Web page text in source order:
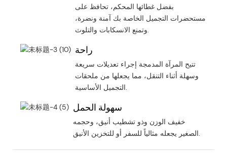
بفضل غطائها المحكم، تحافظ على
مستحضرات التجميل الخاصة بك آمنة ونضرة،
وتمنع الانسكابات والتلوث.
راحة
تتيح المرآة المدمجة إجراء تعديلات سريعة
وسهلة أثناء التنقل، مما يجعلها من ملحقات
التجميل الأساسية.
سهولة الحمل
خفيف الوزن وذو تشطيب أنيق، وحجمه
الصغير يجعله مثالياً للسفر أو للتخزين الأنيق.